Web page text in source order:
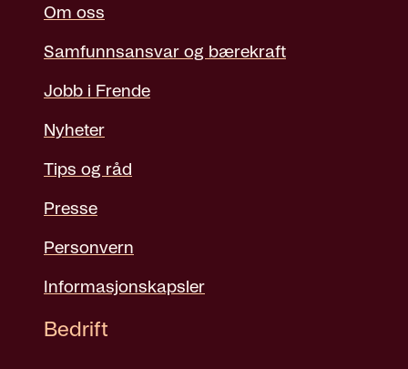
Om oss
Samfunnsansvar og bærekraft
Jobb i Frende
Nyheter
Tips og råd
Presse
Personvern
Informasjonskapsler
Bedrift